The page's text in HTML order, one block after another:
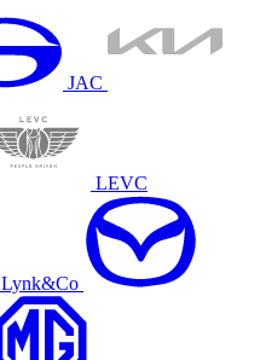
JAC
LEVC
Lynk&Co